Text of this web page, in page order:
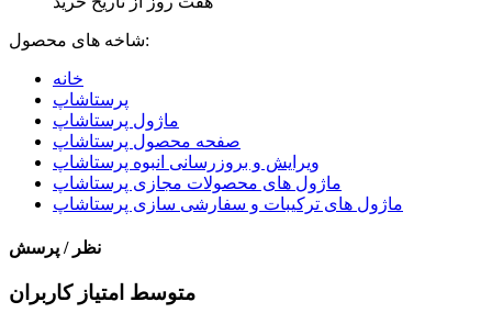
شاخه های محصول:
خانه
پرستاشاپ
ماژول پرستاشاپ
صفحه محصول پرستاشاپ
ویرایش و بروزرسانی انبوه پرستاشاپ
ماژول های محصولات مجازی پرستاشاپ
ماژول های ترکیبات و سفارشی سازی پرستاشاپ
نظر / پرسش
متوسط امتیاز کاربران